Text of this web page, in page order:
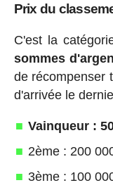
Prix du
C'est la
sommes
de récompenser
d'arrivée le
Vainqueur :
2ème : 200
3ème : 100